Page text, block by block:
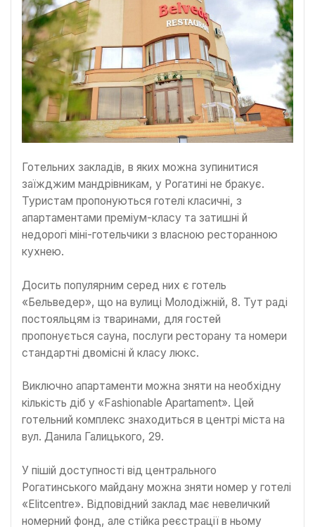
Готельних закладів, в яких можна зупинитися
заїжджим мандрівникам, у Рогатині не бракує.
Туристам пропонуються готелі класичні, з
апартаментами преміум-класу та затишні й
недорогі міні-готельчики з власною ресторанною
кухнею.
Досить популярним серед них є готель
«Бельведер», що на вулиці Молодіжній, 8. Тут раді
постояльцям із тваринами, для гостей
пропонується сауна, послуги ресторану та номери
стандартні двомісні й класу люкс.
Виключно апартаменти можна зняти на необхідну
кількість діб у «Fashionable Apartament». Цей
готельний комплекс знаходиться в центрі міста на
вул. Данила Галицького, 29.
У пішій доступності від центрального
Рогатинського майдану можна зняти номер у готелі
«Elitcentre». Відповідний заклад має невеличкий
номерний фонд, але стійка реєстрації в ньому